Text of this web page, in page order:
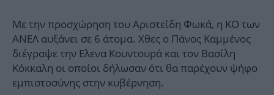
Με την προσχώρηση του Αριστείδη Φωκά, η ΚΟ των
ΑΝΕΛ αυξάνει σε 6 άτομα. Χθες ο Πάνος Καμμένος
διέγραψε την Ελενα Κουντουρά και τον Βασίλη
Κόκκαλη οι οποίοι δήλωσαν ότι θα παρέχουν ψήφο
εμπιστοσύνης στην κυβέρνηση.